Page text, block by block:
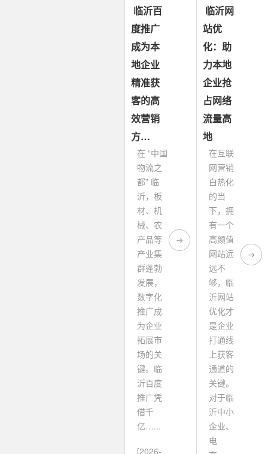
临沂百
度推广
成为本
地企业
精准获
客的高
效营销
方…
在 “中国
物流之
都” 临
沂，板
材、机
械、农
产品等
产业集
群蓬勃
发展，
数字化
推广成
为企业
拓展市
场的关
键。临
沂百度
推广凭
借千
亿…...
[2026-
临沂网
站优
化：助
力本地
企业抢
占网络
流量高
地
在互联
网营销
白热化
的当
下，拥
有一个
高颜值
网站远
远不
够，临
沂网站
优化才
是企业
打通线
上获客
通道的
关键。
对于临
沂中小
企业、
电